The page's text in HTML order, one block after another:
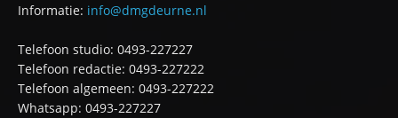
Informatie: info@dmgdeurne.nl
Telefoon studio: 0493-227227
Telefoon redactie: 0493-227222
Telefoon algemeen: 0493-227222
Whatsapp: 0493-227227